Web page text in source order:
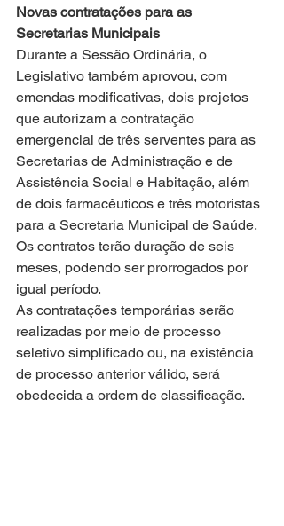
Novas contratações para as
Secretarias Municipais
Durante a Sessão Ordinária, o
Legislativo também aprovou, com
emendas modificativas, dois projetos
que autorizam a contratação
emergencial de três serventes para as
Secretarias de Administração e de
Assistência Social e Habitação, além
de dois farmacêuticos e três motoristas
para a Secretaria Municipal de Saúde.
Os contratos terão duração de seis
meses, podendo ser prorrogados por
igual período.
As contratações temporárias serão
realizadas por meio de processo
seletivo simplificado ou, na existência
de processo anterior válido, será
obedecida a ordem de classificação.